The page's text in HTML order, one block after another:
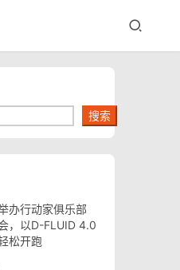
搜索
办行动家俱乐部
，以D-FLUID 4.0
松开跑